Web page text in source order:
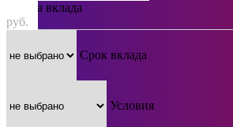
Сумма вклада
руб.
Срок вклада
Условия